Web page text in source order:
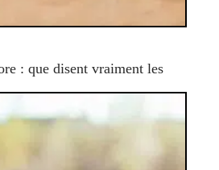
: que disent vraiment les